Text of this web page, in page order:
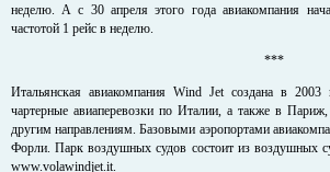
неделю. А с 30 апреля этого года авиакомпания
частотой 1 рейс в неделю.
***
Итальянская авиакомпания Wind Jet создана в
чартерные авиаперевозки по Италии, а также в
другим направлениям. Базовыми аэропортами
Форли. Парк воздушных судов состоит из воздушных
www.volawindjet.it.